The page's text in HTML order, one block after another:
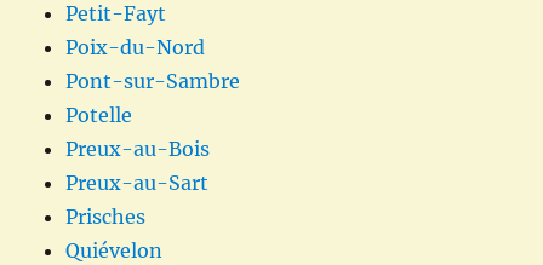
Petit-Fayt
Poix-du-Nord
Pont-sur-Sambre
Potelle
Preux-au-Bois
Preux-au-Sart
Prisches
Quiévelon